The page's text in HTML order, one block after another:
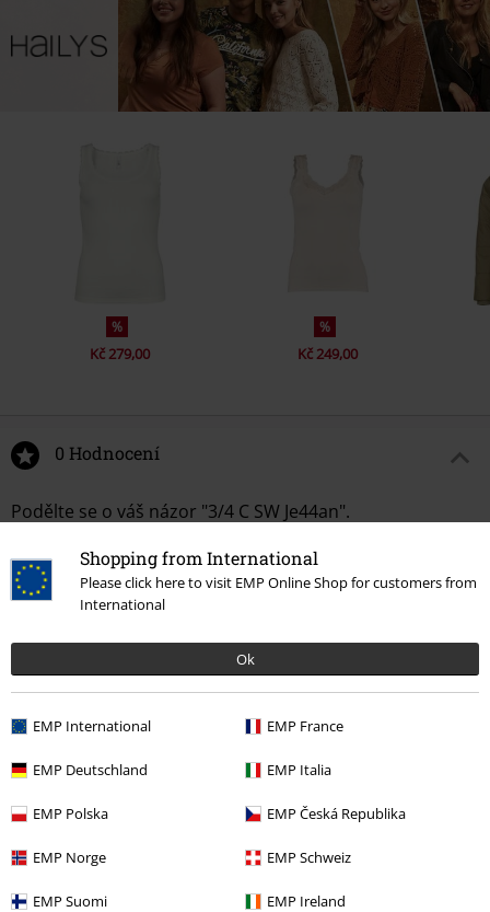
Shopping from International
Please click here to visit EMP Online Shop for customers from
International
Ok
EMP International EMP France
EMP Deutschland EMP Italia
EMP Polska EMP Česká Republika
EMP Norge EMP Schweiz
EMP Suomi EMP Ireland
%
Kč 279,00
%
Kč 249,00
0 Hodnocení
Podělte se o váš názor "3/4 C SW Je44an".
Napsat hodnocení
Naposledy navštívené